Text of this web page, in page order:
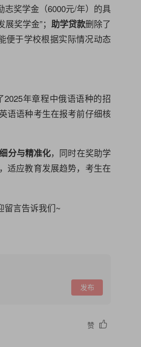
奖学金（6000元/年）的具
奖学金”； 助学贷款删除了
便于学校根据实际情况动态
2025年章程中俄语语种的招
语语种考生在报考前仔细核
分与精准化，同时在奖助学
适应教育发展趋势，考生在
留言告诉我们~
发布
赞